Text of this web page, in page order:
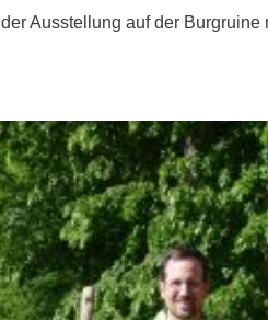
Ausstellung auf der Burgruine